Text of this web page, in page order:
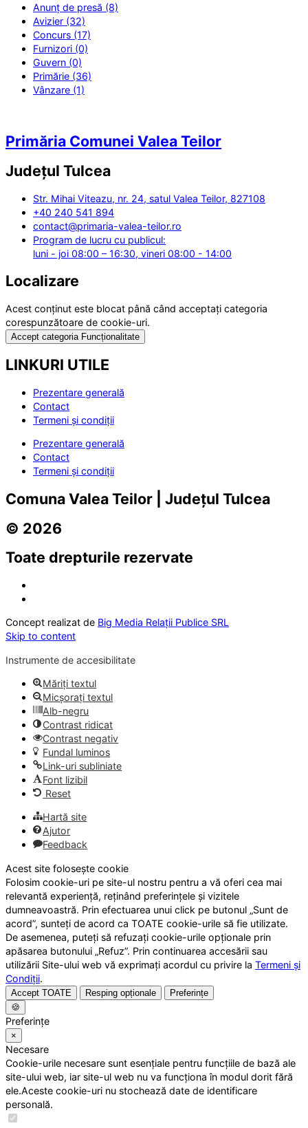
Anunț de presă (8)
Avizier (32)
Concurs (17)
Furnizori (0)
Guvern (0)
Primărie (36)
Vânzare (1)
Primăria Comunei Valea Teilor
Județul Tulcea
Str. Mihai Viteazu, nr. 24, satul Valea Teilor, 827108
+40 240 541 894
contact@primaria-valea-teilor.ro
Program de lucru cu publicul:
luni - joi 08:00 – 16:30, vineri 08:00 - 14:00
Localizare
Acest conținut este blocat până când acceptați categoria
corespunzătoare de cookie-uri.
Accept categoria Funcționalitate
LINKURI UTILE
Prezentare generală
Contact
Termeni și condiții
Prezentare generală
Contact
Termeni și condiții
Comuna Valea Teilor | Județul Tulcea
© 2026
Toate drepturile rezervate
Concept realizat de Big Media Relații Publice SRL
Skip to content
Instrumente de accesibilitate
Măriți textul
Micșorați textul
Alb-negru
Contrast ridicat
Contrast negativ
Fundal luminos
Link-uri subliniate
Font lizibil
Reset
Hartă site
Ajutor
Feedback
Acest site folosește cookie
Folosim cookie-uri pe site-ul nostru pentru a vă oferi cea mai
relevantă experiență, reținând preferințele și vizitele
dumneavoastră. Prin efectuarea unui click pe butonul „Sunt de
acord”, sunteți de acord ca TOATE cookie-urile să fie utilizate.
De asemenea, puteți să refuzați cookie-urile opționale prin
apăsarea butonului „Refuz”. Prin continuarea accesării sau
utilizării Site-ului web vă exprimați acordul cu privire la Termeni și
Condiții.
Accept TOATE Resping opționale
Preferințe
🍪
Preferințe
×
Necesare
Cookie-urile necesare sunt esențiale pentru funcțiile de bază ale
site-ului web, iar site-ul web nu va funcționa în modul dorit fără
ele.Aceste cookie-uri nu stochează date de identificare
personală.